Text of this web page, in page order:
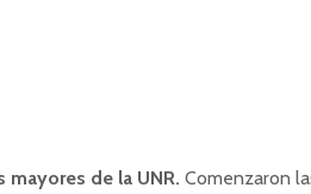
mayores de la UNR. Comenzaron